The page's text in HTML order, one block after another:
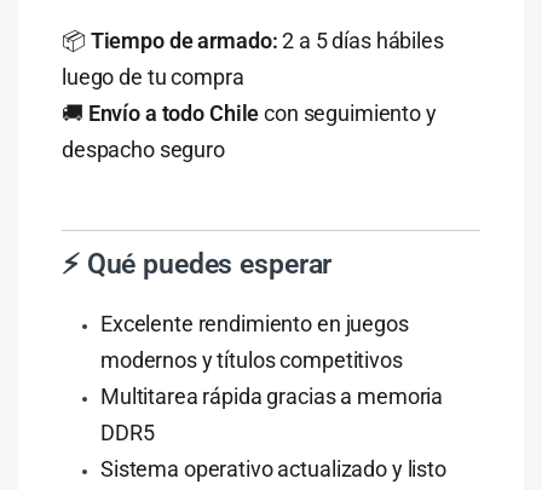
📦 Tiempodearmado: 2 a 5días hábiles
luegode tucompra
🚚 Envíoa todoChilecon seguimientoy
despacho seguro
⚡ Qué puedesesperar
Excelente rendimientoen juegos
modernosytítuloscompetitivos
Multitarea rápida graciasa memoria
DDR5
Sistema operativoactualizadoy listo